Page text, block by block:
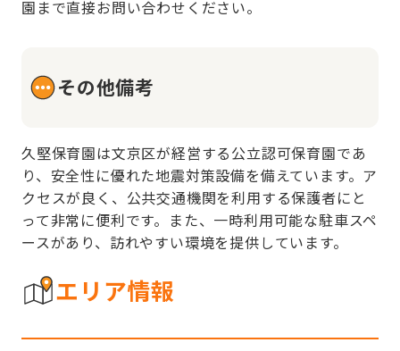
園まで直接お問い合わせください。
その他備考
久堅保育園は文京区が経営する公立認可保育園であ
り、安全性に優れた地震対策設備を備えています。ア
クセスが良く、公共交通機関を利用する保護者にと
って非常に便利です。また、一時利用可能な駐車スペ
ースがあり、訪れやすい環境を提供しています。
エリア情報